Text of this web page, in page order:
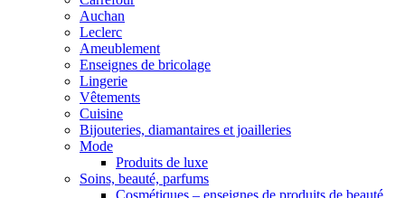
Auchan
Leclerc
Ameublement
Enseignes de bricolage
Lingerie
Vêtements
Cuisine
Bijouteries, diamantaires et joailleries
Mode
Produits de luxe
Soins, beauté, parfums
Cosmétiques – enseignes de produits de beauté